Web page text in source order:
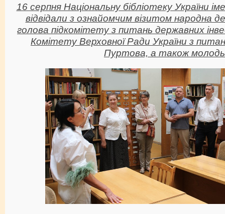
16 серпня Національну бібліотеку України
відвідали з ознайомчим візитом народна
голова підкомітету з питань державних
Комітету Верховної Ради України з
Пуртова, а також